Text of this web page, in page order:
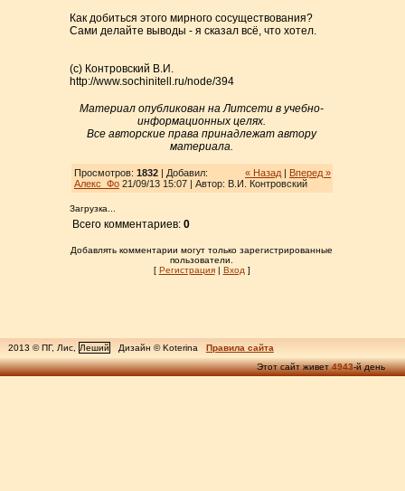
Как добиться этого мирного сосуществования?
Сами делайте выводы - я сказал всё, что хотел.
(с) Контровский В.И.
http://www.sochinitell.ru/node/394
Материал опубликован на Литсети в учебно-
информационных целях.
Все авторские права принадлежат автору
материала.
« Назад | Вперед »
Просмотров: 1832| Добавил:
Алекс_Фо21/09/13 15:07 | Автор: В.И. Контровский
Загрузка...
Всего комментариев:0
Добавлять комментарии могут только зарегистрированные
пользователи.
[ Регистрация| Вход ]
2013 © ПГ, Лис, Леший Дизайн © Koterina
Правила сайта
Этот сайт живет4943-й день